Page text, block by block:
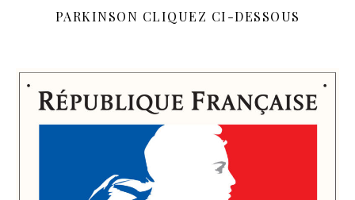
PARKINSON CLIQUEZ CI-DESSOUS